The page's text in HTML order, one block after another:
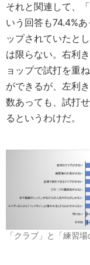
それと関連して、
いう回答も74.4%
ップされていたと
は限らない。右利
ョップで試打を重
ができるが、左利
数あっても、試打
るというわけだ。
「クラブ」と「練習